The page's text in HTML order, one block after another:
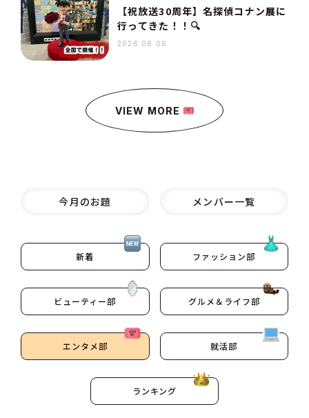
【祝放送30周年】名探偵コナン展に
行ってきた！！🔍
2026.08.06
VIEW MORE
今月のお題 メンバー一覧
新着 ファッション部
ビューティー部 グルメ＆ライフ部
エンタメ部 就活部
ランキング